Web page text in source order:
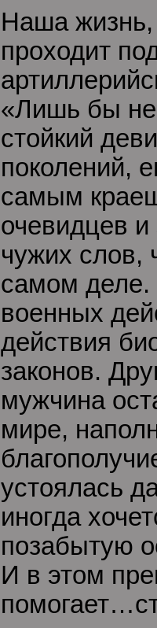
Наша жизнь,
проходит
«Лишь бы
стойкий
поколений,
самым
очевидцев
чужих слов,
самом деле.
военных
действия
законов.
мужчина
мире,
устоялась
иногда
позабытую
И в этом